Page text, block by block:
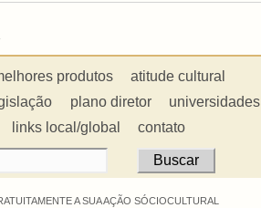
produtos
atitude cultural
plano diretor
universidades
links local/global contato
A SUA AÇÃO SÓCIOCULTURAL